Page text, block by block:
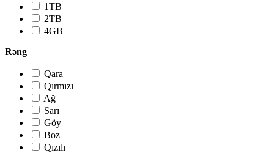
1TB
2TB
4GB
Rəng
Qara
Qırmızı
Ağ
Sarı
Göy
Boz
Qızılı